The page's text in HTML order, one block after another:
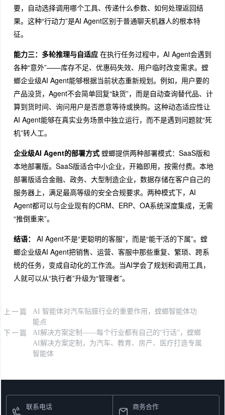
要，自动选择调用哪个工具、传递什么参数、如何处理返回结
果。这种“行动力”是AI Agent区别于普通聊天机器人的根本特
征。
能力三：多轮推理与自适应在执行任务过程中，AI Agent会遇到
各种“意外”——库存不足、优惠码失效、用户临时改变需求。螳
螂企业级AI Agent能够根据当前状态重新规划。例如，用户要的
产品没货，Agent不会简单回复“缺货”，而是自动查询替代品、计
算到货时间、询问用户是否愿意等待或换购。这种动态适应性让
AI Agent能够在真实业务场景中独立运行，而不是遇到问题就“死
机”转人工。
企业级AI Agent的部署方式螳螂提供两种部署模式：SaaS版和
本地部署版。SaaS版适合中小企业，开箱即用，按需付费。本地
部署版适合金融、政务、大型制造企业，数据存储在客户自己的
服务器上，满足最高等级的安全合规要求。两种模式下，AI
Agent都可以与企业现有的CRM、ERP、OA系统深度集成，无需
“推倒重来”。
结语：
AI Agent不是“更聪明的客服”，而是“能干活的下属”。螳
螂企业级AI Agent把销售、运营、客服中那些重复、繁琐、跨系
统的任务，变成自动化的工作流。当AI学会了规划和调用工具，
人就可以从“执行者”升级为“管理者”。
上一篇
AI 智能体对汽车贴膜行业的重要作用，螳螂智能体功
能点
下一篇
AI解决方案定制——每个行业都有自己的“行话”，螳螂
AI解决方案定制，为汽车、教育、房产、医疗打造专属
智能体
联系电话
商务合作